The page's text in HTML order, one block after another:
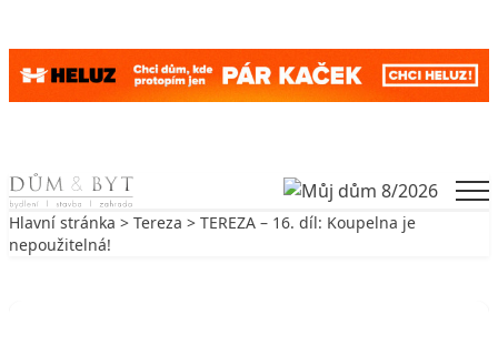
Skip to content
Hlavní stránka > Tereza > TEREZA – 16. díl: Koupelna je
nepoužitelná!